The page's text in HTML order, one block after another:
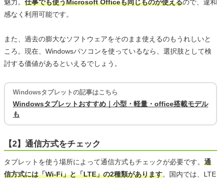
魅力。 仕事でも使うMicrosoft Officeも同じものが使えるので、違和
感なく利用可能です。
また、過去の膨大なソフトウェアをそのまま使えるのもうれしいと
ころ。現在、Windowsパソコンを使っているなら、選択肢として検
討する価値があるといえるでしょう。
Windowsタブレットの記事はこちら
Windowsタブレットおすすめ｜小型・軽量・office搭載モデル
も
【2】通信方式をチェック
タブレットを使う場所によって通信方式もチェックが必要です。 通
信方式には「Wi-Fi」と「LTE」の2種類があります。国内では、LTE